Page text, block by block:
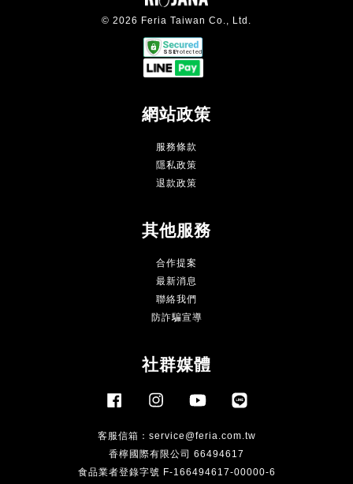
© 2026 Feria Taiwan Co., Ltd.
網站政策
服務條款
隱私政策
退款政策
其他服務
合作提案
最新消息
聯絡我們
防詐騙宣導
社群媒體
Facebook Instagram YouTube
客服信箱： service@feria.com.tw
香檸國際有限公司 66494617
食品業者登錄字號 F-166494617-00000-6